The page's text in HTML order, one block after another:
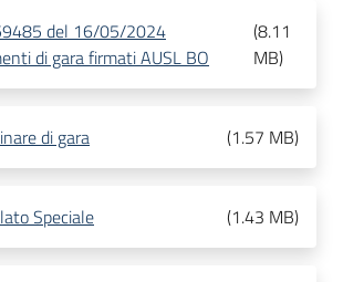
del 16/05/2024
di gara firmati AUSL BO
(8.11
MB)
di gara (1.57 MB)
Speciale (1.43 MB)